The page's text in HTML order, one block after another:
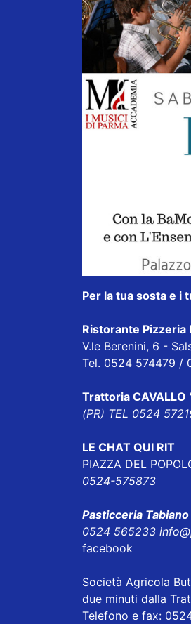
Per la tua sosta e i
Ristorante Pizzeria
V.le Berenini, 6 -
Tel. 0524 574479 /
Trattoria CAVALLO
(PR) TEL 0524
LE CHAT QUI RIT
PIAZZA DEL
0524-575873
Pasticceria Tabiano
0524 565233
facebook
Società Agricola
due minuti dalla
Telefono e fax: